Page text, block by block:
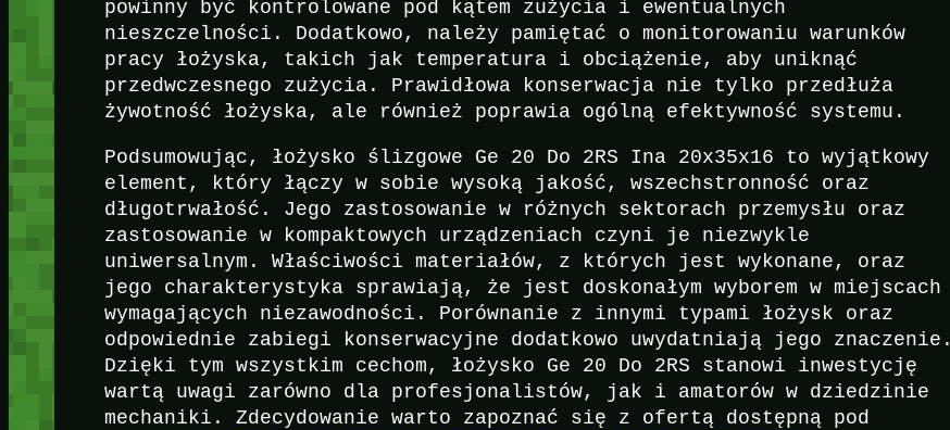
powinny być kontrolowane pod kątem zużycia i ewentualnych
nieszczelności. Dodatkowo, należy pamiętać o monitorowaniu warunków
pracy łożyska, takich jak temperatura i obciążenie, aby uniknąć
przedwczesnego zużycia. Prawidłowa konserwacja nie tylko przedłuża
żywotność łożyska, ale również poprawia ogólną efektywność systemu.
Podsumowując, łożysko ślizgowe Ge 20 Do 2RS Ina 20x35x16 to wyjątkowy
element, który łączy w sobie wysoką jakość, wszechstronność oraz
długotrwałość. Jego zastosowanie w różnych sektorach przemysłu oraz
zastosowanie w kompaktowych urządzeniach czyni je niezwykle
uniwersalnym. Właściwości materiałów, z których jest wykonane, oraz
jego charakterystyka sprawiają, że jest doskonałym wyborem w miejscach
wymagających niezawodności. Porównanie z innymi typami łożysk oraz
odpowiednie zabiegi konserwacyjne dodatkowo uwydatniają jego znaczenie.
Dzięki tym wszystkim cechom, łożysko Ge 20 Do 2RS stanowi inwestycję
wartą uwagi zarówno dla profesjonalistów, jak i amatorów w dziedzinie
mechaniki. Zdecydowanie warto zapoznać się z ofertą dostępną pod